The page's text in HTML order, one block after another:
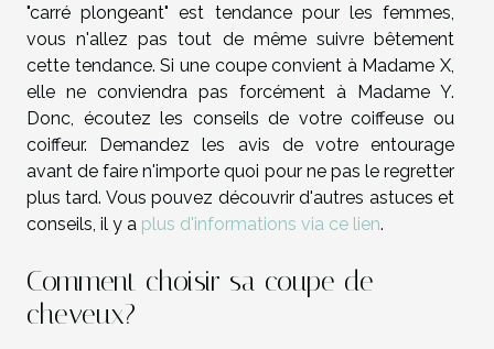
"carré plongeant" est tendance pour les femmes,
vous n'allez pas tout de même suivre bêtement
cette tendance. Si une coupe convient à Madame X,
elle ne conviendra pas forcément à Madame Y.
Donc, écoutez les conseils de votre coiffeuse ou
coiffeur. Demandez les avis de votre entourage
avant de faire n'importe quoi pour ne pas le regretter
plus tard. Vous pouvez découvrir d'autres astuces et
conseils, il y a plus d'informations via ce lien.
Comment choisir sa coupe de
cheveux?